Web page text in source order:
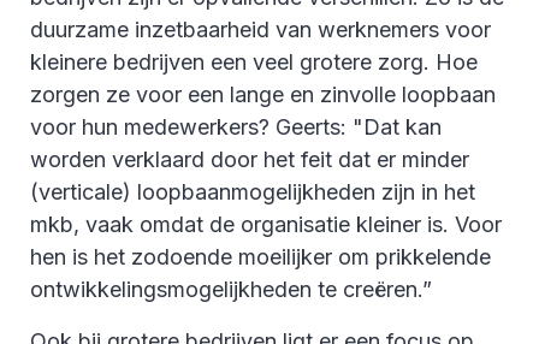
duurzame inzetbaarheid van werknemers voor
kleinere bedrijven een veel grotere zorg. Hoe
zorgen ze voor een lange en zinvolle loopbaan
voor hun medewerkers? Geerts: "Dat kan
worden verklaard door het feit dat er minder
(verticale) loopbaanmogelijkheden zijn in het
mkb, vaak omdat de organisatie kleiner is. Voor
hen is het zodoende moeilijker om prikkelende
ontwikkelingsmogelijkheden te creëren.”